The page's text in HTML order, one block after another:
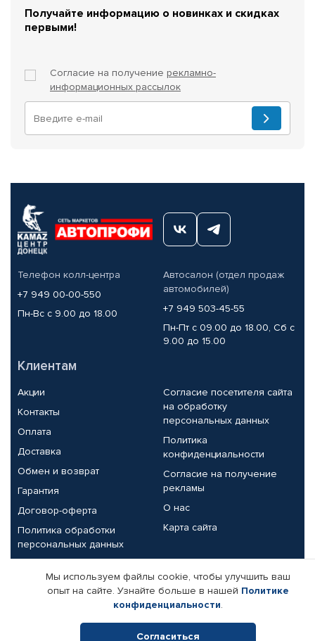
Получайте информацию о новинках и скидках
первыми!
Согласие на получение рекламно-
информационных рассылок
Телефон колл-центра
+7 949 00-00-550
Пн-Вс с 9.00 до 18.00
Автосалон (отдел продаж
автомобилей)
+7 949 503-45-55
Пн-Пт с 09.00 до 18.00, Сб с
9.00 до 15.00
Клиентам
Акции
Контакты
Оплата
Доставка
Обмен и возврат
Гарантия
Договор-оферта
Политика обработки
персональных данных
Согласие посетителя сайта
на обработку
персональных данных
Политика
конфиденциальности
Согласие на получение
рекламы
О нас
Карта сайта
Партнерам
Корпоративным клиентам
Поставщикам
Реквизиты компании
Мы используем файлы cookie, чтобы улучшить ваш
опыт на сайте. Узнайте больше в нашей Политике
конфиденциальности.
Согласиться